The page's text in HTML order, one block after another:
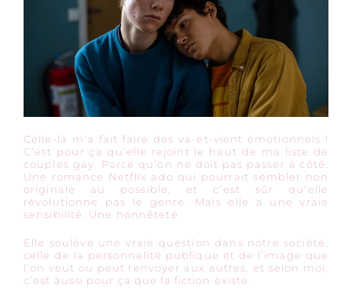
Celle-là m’a fait faire des va-et-vient émotionnels !
C’est pour ça qu’elle rejoint le haut de ma liste de
couples gay. Parce qu’on ne doit pas passer à côté.
Une romance Netflix ado qui pourrait sembler non
originale au possible, et c’est sûr qu’elle
révolutionne pas le genre. Mais elle a une vraie
sensibilité. Une honnêteté.
Elle soulève une vraie question dans notre société,
celle de la personnalité publique et de l’image que
l’on veut ou peut renvoyer aux autres, et selon moi,
c’est aussi pour ça que la fiction existe.